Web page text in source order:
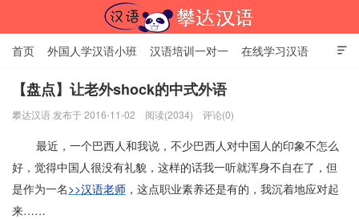

首页 外国人学汉语小班 汉语培训一对一 在线学习汉语
中国文化体验课 HSK考试时间 对外汉语老师
关于我们 加入【攀达汉语】
【盘点】让老外shock的中式外语
攀达汉语 发布于 2016-11-02 阅读(2034) 评论(0)
最近，一个巴西人和我说，不少巴西人对中国人的印象不怎么
好，觉得中国人很没有礼貌，这样的话我一听就浑身不自在了，但
是作为一名>>汉语老师 ，这点职业素养还是有的，我沉着地应对起
来……